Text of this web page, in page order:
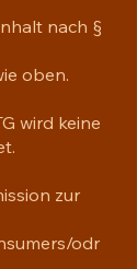
nach §
oben.
wird keine
zur
odr